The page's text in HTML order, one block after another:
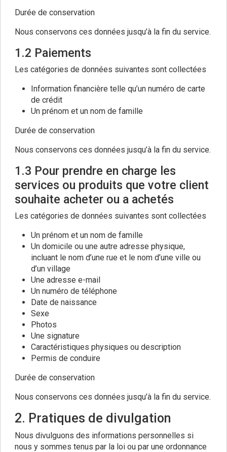
Durée de conservation
Nous conservons ces données jusqu’à la fin du service.
1.2 Paiements
Les catégories de données suivantes sont collectées
Information financière telle qu’un numéro de carte
de crédit
Un prénom et un nom de famille
Durée de conservation
Nous conservons ces données jusqu’à la fin du service.
1.3 Pour prendre en charge les
services ou produits que votre client
souhaite acheter ou a achetés
Les catégories de données suivantes sont collectées
Un prénom et un nom de famille
Un domicile ou une autre adresse physique,
incluant le nom d’une rue et le nom d’une ville ou
d’un village
Une adresse e-mail
Un numéro de téléphone
Date de naissance
Sexe
Photos
Une signature
Caractéristiques physiques ou description
Permis de conduire
Durée de conservation
Nous conservons ces données jusqu’à la fin du service.
2. Pratiques de divulgation
Nous divulguons des informations personnelles si
nous y sommes tenus par la loi ou par une ordonnance